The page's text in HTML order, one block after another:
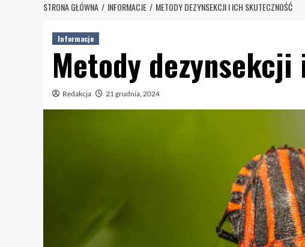
STRONA GŁÓWNA INFORMACJE METODY DEZYNSEKCJI I ICH SKUTECZNOŚĆ
Informacje
Metody
Redakcja 21 grudnia, 2024